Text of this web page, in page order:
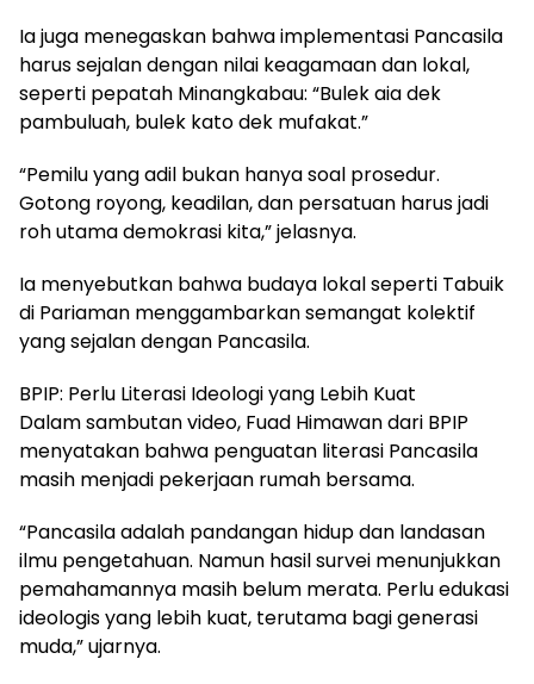
Ia juga menegaskan bahwa implementasi Pancasila
harus sejalan dengan nilai keagamaan dan lokal,
seperti pepatah Minangkabau: “Bulek aia dek
pambuluah, bulek kato dek mufakat.”
“Pemilu yang adil bukan hanya soal prosedur.
Gotong royong, keadilan, dan persatuan harus jadi
roh utama demokrasi kita,” jelasnya.
Ia menyebutkan bahwa budaya lokal seperti Tabuik
di Pariaman menggambarkan semangat kolektif
yang sejalan dengan Pancasila.
BPIP: Perlu Literasi Ideologi yang Lebih Kuat
Dalam sambutan video, Fuad Himawan dari BPIP
menyatakan bahwa penguatan literasi Pancasila
masih menjadi pekerjaan rumah bersama.
“Pancasila adalah pandangan hidup dan landasan
ilmu pengetahuan. Namun hasil survei menunjukkan
pemahamannya masih belum merata. Perlu edukasi
ideologis yang lebih kuat, terutama bagi generasi
muda,” ujarnya.